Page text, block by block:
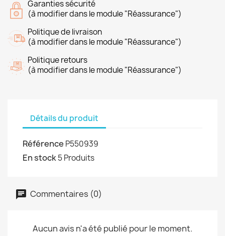
Garanties sécurité
(à modifier dans le module "Réassurance")
Politique de livraison
(à modifier dans le module "Réassurance")
Politique retours
(à modifier dans le module "Réassurance")
Détails du produit
Référence P550939
En stock5 Produits
Commentaires (0)
Aucun avis n'a été publié pour le moment.